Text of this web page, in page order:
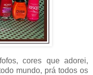
cores que adorei,
mundo, prá todos os